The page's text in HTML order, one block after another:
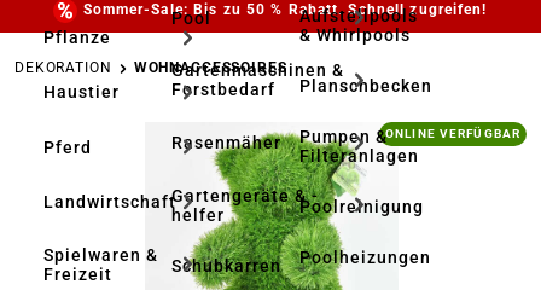
Pflanze
Haustier
Pferd
Landwirtschaft
Spielwaren &
Freizeit
Pool
Gartenmaschinen &
Forstbedarf
Rasenmäher
Gartengeräte & -
helfer
Schubkarren
Aufstellpools
& Whirlpools
Planschbecken
Pumpen &
Filteranlagen
Poolreinigung
Poolheizungen
Sommer-Sale: Bis zu 50 % Rabatt. Schnell zugreifen!
DEKORATION WOHNACCESSOIRES
Bildergalerie überspringen ONLINE VERFÜGBAR